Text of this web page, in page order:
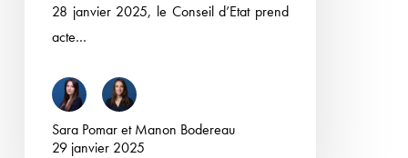
boucherie,
poissonnerie.
28 janvier 2025, le Conseil d’Etat prend
acte…
Sara PomaretManon Bodereau
29 janvier 2025